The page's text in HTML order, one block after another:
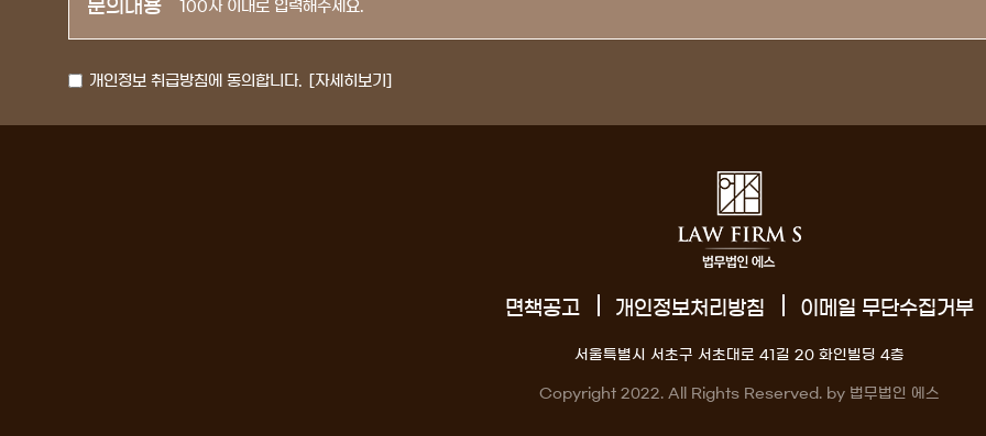
문의내용
개인정보 취급방침에 동의합니다. [자세히보기]
면책공고 개인정보처리방침 이메일 무단수집거부
서울특별시 서초구 서초대로 41길 20 화인빌딩 4층
Copyright 2022. All Rights Reserved. by 법무법인 에스